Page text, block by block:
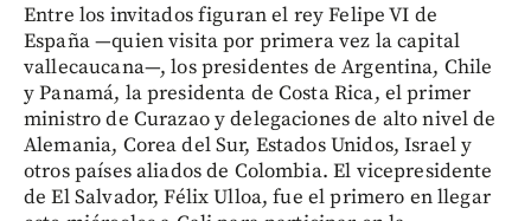
Entre los invitados figuran el rey Felipe VI de
España —quien visita por primera vez la capital
vallecaucana—, los presidentes de Argentina, Chile
y Panamá, la presidenta de Costa Rica, el primer
ministro de Curazao y delegaciones de alto nivel de
Alemania, Corea del Sur, Estados Unidos, Israel y
otros países aliados de Colombia. El vicepresidente
de El Salvador, Félix Ulloa, fue el primero en llegar